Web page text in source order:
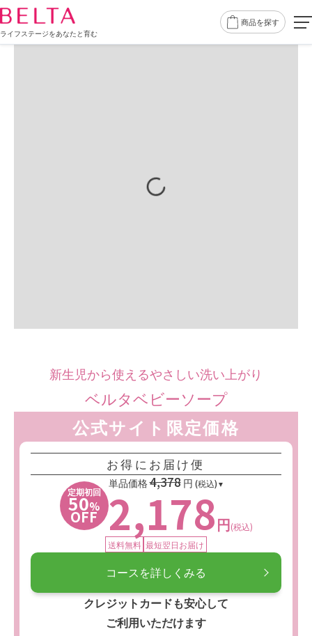
ライフステージをあなたと育む
商品を探す
新生児から使えるやさしい洗い上がり
ベルタベビーソープ
公式サイト限定価格
お得にお届け便
定期初回
50%
OFF 2,178円(税込)
単品価格4,378円 (税込)
送料無料 最短翌日お届け
コースを詳しくみる
クレジットカードも安心して
ご利用いただけます